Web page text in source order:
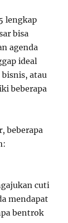
lengkap
bisa
agenda
ideal
atau
beberapa
beberapa
cuti
mendapat
bentrok